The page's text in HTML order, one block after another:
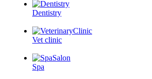
Dentistry
Vet clinic
Spa